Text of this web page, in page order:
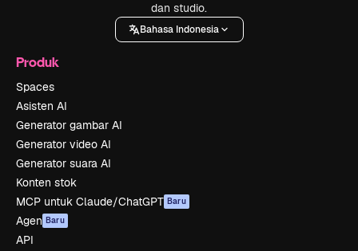
dan studio.
Bahasa Indonesia
Produk
Spaces
Asisten AI
Generator gambar AI
Generator video AI
Generator suara AI
Konten stok
MCP untuk Claude/ChatGPT Baru
Agen Baru
API